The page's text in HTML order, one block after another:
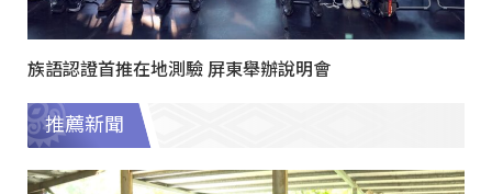
族語認證首推在地測驗 屏東舉辦說明會
推薦新聞